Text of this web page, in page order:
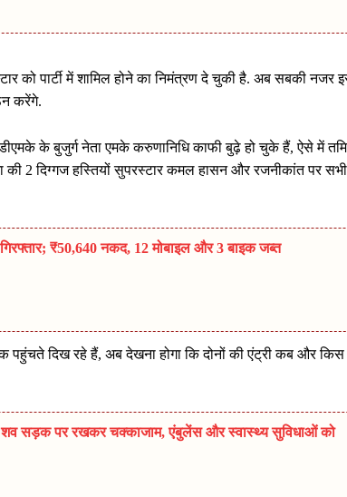
को पार्टी में शामिल होने का निमंत्रण दे चुकी है. अब सबकी नजर
करेंगे.
के बुजुर्ग नेता एमके करुणानिधि काफी बुढ़े हो चुके हैं, ऐसे में
की 2 दिग्गज हस्तियों सुपरस्टार कमल हासन और रजनीकांत पर सभी
₹50,640 नकद, 12 मोबाइल और 3 बाइक जब्त
पहुंचते दिख रहे हैं, अब देखना होगा कि दोनों की एंट्री कब और किस
शव सड़क पर रखकर चक्काजाम, एंबुलेंस और स्वास्थ्य सुविधाओं को